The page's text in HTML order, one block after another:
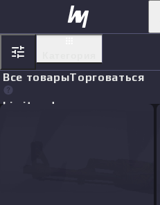
Все товарыТорговаться
Limit orders